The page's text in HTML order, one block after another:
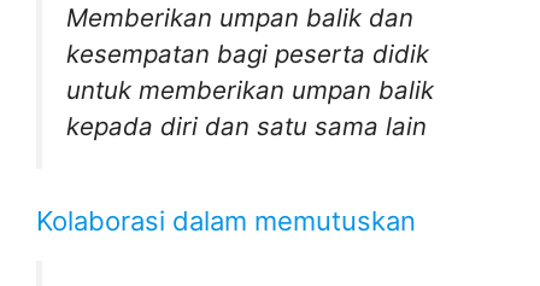
Memberikan umpan balik dan
kesempatan bagi peserta didik
untuk memberikan umpan balik
kepada diri dan satu sama lain
Kolaborasi dalam memutuskan